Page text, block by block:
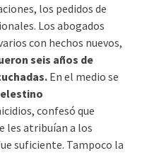
los pedidos de
Los abogados
con hechos nuevos,
seis años de
En el medio se
confesó que
les atribuían a los
suficiente. Tampoco la